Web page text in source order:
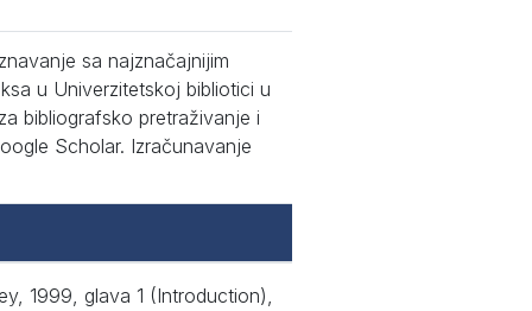
sa najznačajnijim
u Univerzitetskoj bibliotici u
bibliografsko pretraživanje i
Scholar. Izračunavanje
1999, glava 1 (Introduction),